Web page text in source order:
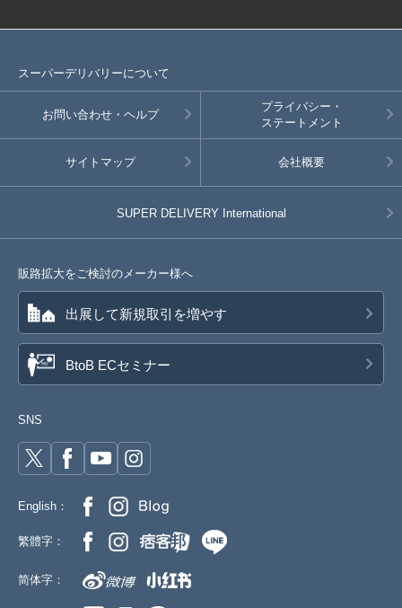
スーパーデリバリーについて
お問い合わせ・ヘルプ
プライバシー・
ステートメント
サイトマップ 会社概要
SUPER DELIVERY International
販路拡大をご検討のメーカー様へ
出展して新規取引を増やす
BtoB ECセミナー
SNS
English：
繁體字：
简体字：